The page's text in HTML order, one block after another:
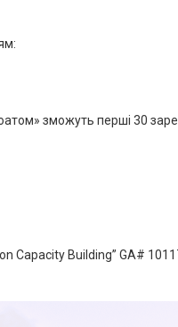
зможуть перші 30
Capacity Building” GA#